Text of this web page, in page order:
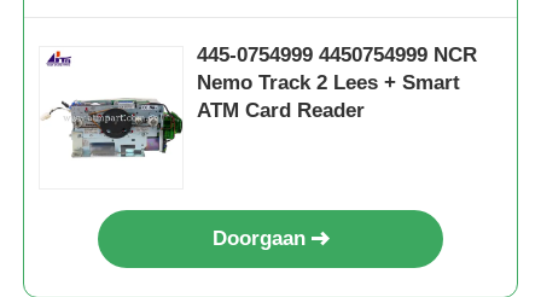
445-0754999 4450754999 NCR
Nemo Track 2 Lees + Smart
ATM Card Reader
Doorgaan